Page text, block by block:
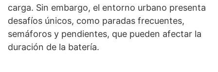
carga. Sin embargo, el entorno urbano presenta
desafíos únicos, como paradas frecuentes,
semáforos y pendientes, que pueden afectar la
duración de la batería.